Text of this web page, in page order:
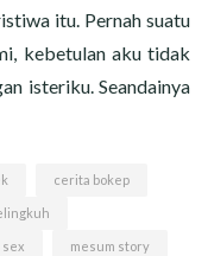
itu. Pernah suatu
kebetulan aku tidak
isteriku. Seandainya
cerita bokep
mesum story